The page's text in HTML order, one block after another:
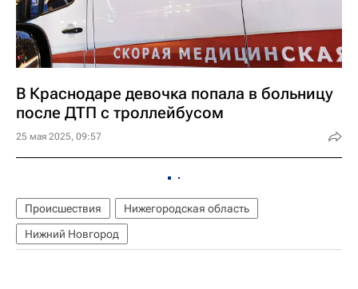
В Краснодаре девочка попала в больницу
после ДТП с троллейбусом
25 мая 2025, 09:57
Происшествия
Нижегородская область
Нижний Новгород